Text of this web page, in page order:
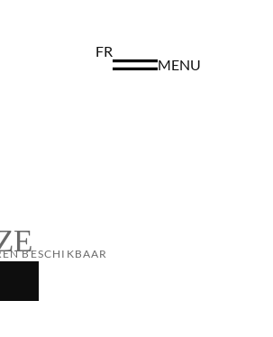
FR
MENU
BESCHIKBAAR